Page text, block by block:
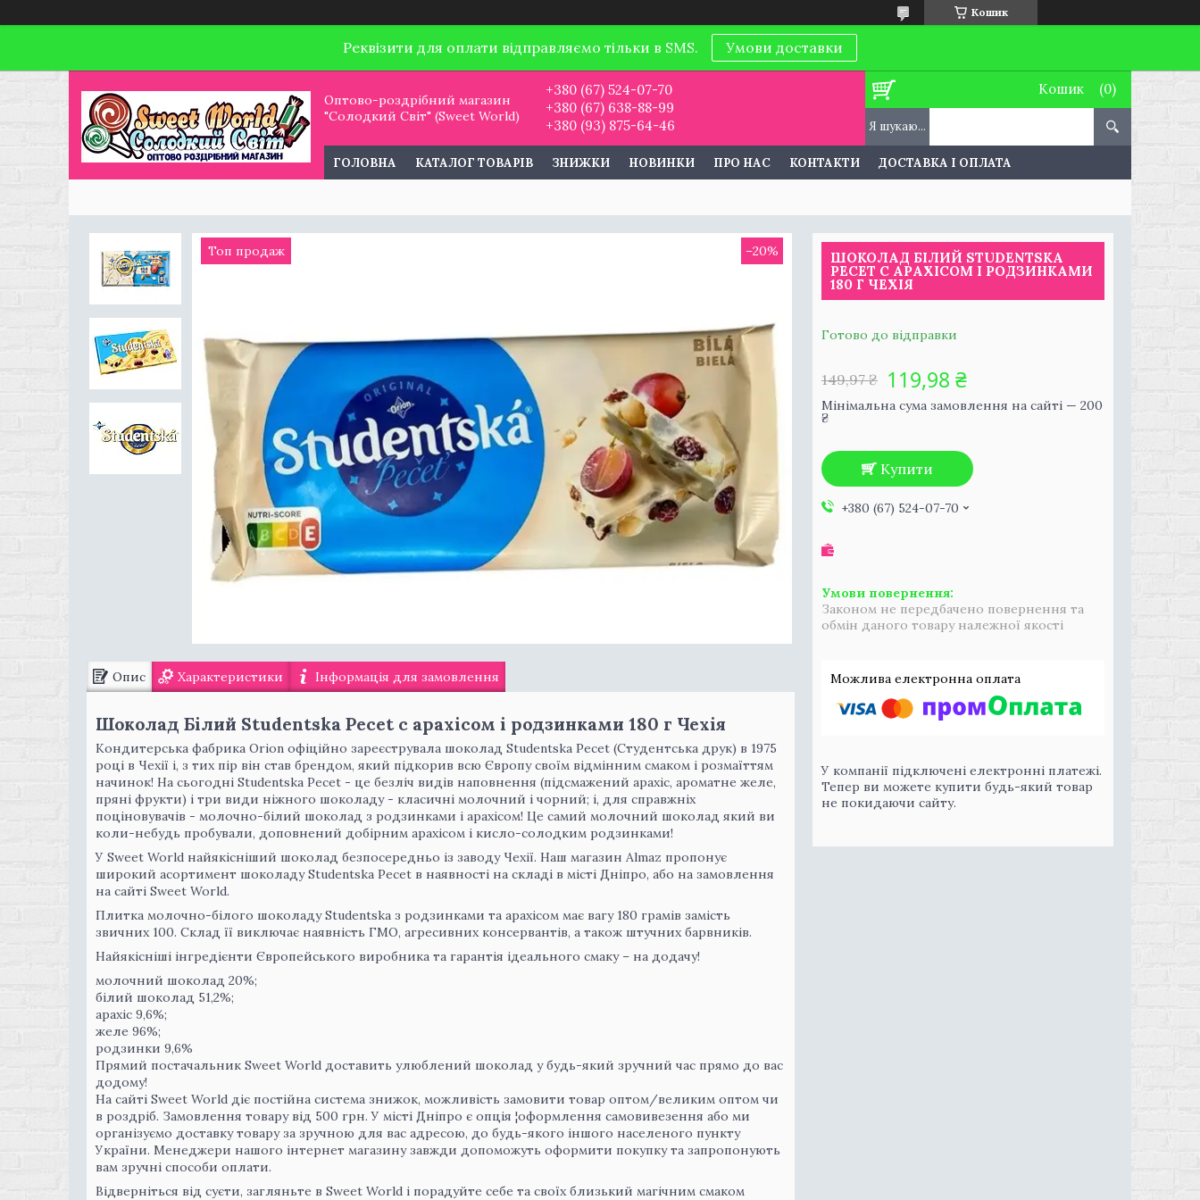
Кошик
Реквізити для оплати відправляємо тільки в SMS. Умови доставки
Оптово-роздрібний магазин
"Солодкий Світ" (Sweet World)
+380 (67) 524-07-70
+380 (67) 638-88-99
+380 (93) 875-64-46
Кошик
ГОЛОВНА КАТАЛОГ ТОВАРІВ ЗНИЖКИ НОВИНКИ ПРО НАС КОНТАКТИ ДОСТАВКА І ОПЛАТА
Топ продаж –20%
Опис Характеристики Інформація для замовлення
Шоколад Білий Studentska Pecet c арахісом і родзинками 180 г Чехія
Кондитерська фабрика Orion офіційно зареєструвала шоколад Studentska Pecet (Студентська друк) в 1975
році в Чехії і, з тих пір він став брендом, який підкорив всю Європу своїм відмінним смаком і розмаїттям
начинок! На сьогодні Studentska Pecet - це безліч видів наповнення (підсмажений арахіс, ароматне желе,
пряні фрукти) і три види ніжного шоколаду - класичні молочний і чорний; і, для справжніх
поціновувачів - молочно-білий шоколад з родзинками і арахісом! Це самий молочний шоколад який ви
коли-небудь пробували, доповнений добірним арахісом і кисло-солодким родзинками!
У Sweet World найякісніший шоколад безпосередньо із заводу Чехії. Наш магазин Almaz пропонує
широкий асортимент шоколаду Studentska Pecet в наявності на складі в місті Дніпро, або на замовлення
на сайті Sweet World.
Плитка молочно-білого шоколаду Studentska з родзинками та арахісом має вагу 180 грамів замість
звичних 100. Склад її виключає наявність ГМО, агресивних консервантів, а також штучних барвників.
Найякісніші інгредієнти Європейського виробника та гарантія ідеального смаку – на додачу!
молочний шоколад 20%;
білий шоколад 51,2%;
арахіс 9,6%;
желе 96%;
родзинки 9,6%
Прямий постачальник Sweet World доставить улюблений шоколад у будь-який зручний час прямо до вас
додому!
На сайті Sweet World діє постійна система знижок, можливість замовити товар оптом/великим оптом чи
в роздріб. Замовлення товару від 500 грн. У місті Дніпро є опція ¦оформлення самовивезення або ми
організуємо доставку товару за зручною для вас адресою, до будь-якого іншого населеного пункту
України. Менеджери нашого інтернет магазину завжди допоможуть оформити покупку та запропонують
вам зручні способи оплати.
Відверніться від суєти, загляньте в Sweet World і порадуйте себе та своїх близький магічним смаком
ШОКОЛАД БІЛИЙ STUDENTSKA
PECET C АРАХІСОМ І РОДЗИНКАМИ
180 Г ЧЕХІЯ
Готово до відправки
149,97 ₴ 119,98 ₴
Мінімальна сума замовлення на сайті — 200
₴
Купити
+380 (67) 524-07-70
Законом не передбачено повернення та
обмін даного товару належної якості
У компанії підключені електронні платежі.
Тепер ви можете купити будь-який товар
не покидаючи сайту.